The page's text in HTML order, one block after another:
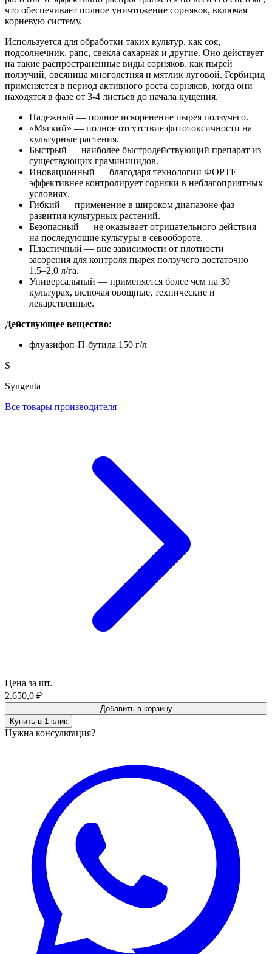
что обеспечивает полное уничтожение сорняков, включая
корневую систему.
Используется для обработки таких культур, как соя,
подсолнечник, рапс, свекла сахарная и другие. Оно действует
на такие распространенные виды сорняков, как пырей
ползучий, овсяница многолетняя и мятлик луговой. Гербицид
применяется в период активного роста сорняков, когда они
находятся в фазе от 3-4 листьев до начала кущения.
Надежный — полное искоренение пырея ползучего.
«Мягкий» — полное отсутствие фитотоксичности на
культурные растения.
Быстрый — наиболее быстродействующий препарат из
существующих граминицидов.
Иновационный — благодаря технологии ФОРТЕ
эффективнее контролирует сорняки в неблагоприятных
условиях.
Гибкий — применение в широком диапазоне фаз
развития культурных растений.
Безопасный — не оказывает отрицательного действия
на последующие культуры в севообороте.
Пластичный — вне зависимости от плотности
засорения для контроля пырея ползучего достаточно
1,5–2,0 л/га.
Универсальный — применяется более чем на 30
культурах, включая овощные, технические и
лекарственные.
Действующее вещество:
флуазифоп-П-бутила 150 г/л
S
Syngenta
Все товары производителя
Цена за шт.
2.650,0 ₽
Добавить в корзину
Купить в 1 клик
Нужна консультация?